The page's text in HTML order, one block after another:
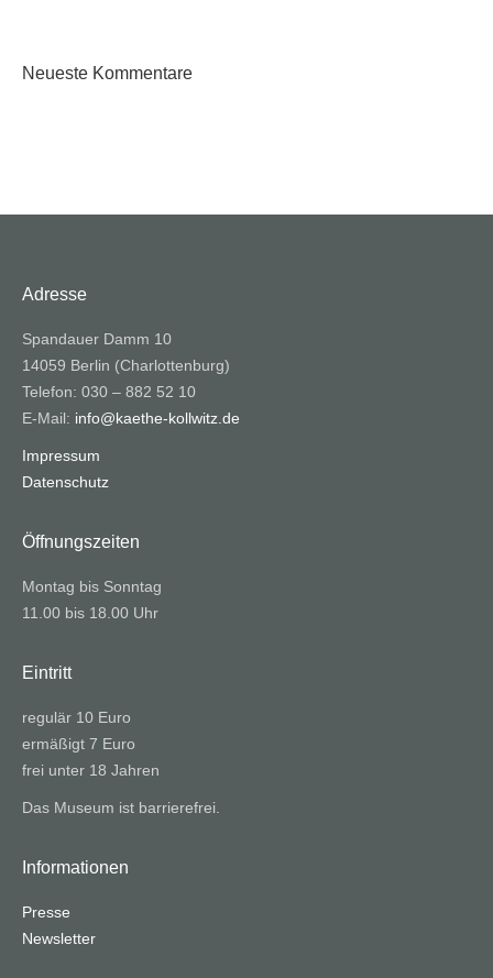
Neueste Kommentare
Adresse
Spandauer Damm 10
14059 Berlin (Charlottenburg)
Telefon: 030 – 882 52 10
E-Mail: info@kaethe-kollwitz.de
Impressum
Datenschutz
Öffnungszeiten
Montag bis Sonntag
11.00 bis 18.00 Uhr
Eintritt
regulär 10 Euro
ermäßigt 7 Euro
frei unter 18 Jahren
Das Museum ist barrierefrei.
Informationen
Presse
Newsletter